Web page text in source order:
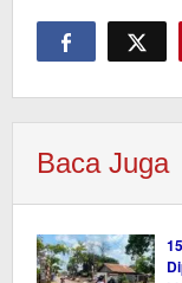
Baca Juga